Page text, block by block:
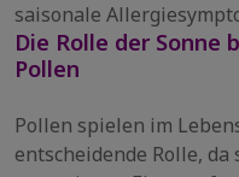
saisonale
Die Rolle der Sonne
Pollen
Pollen spielen im
entscheidende Rolle,